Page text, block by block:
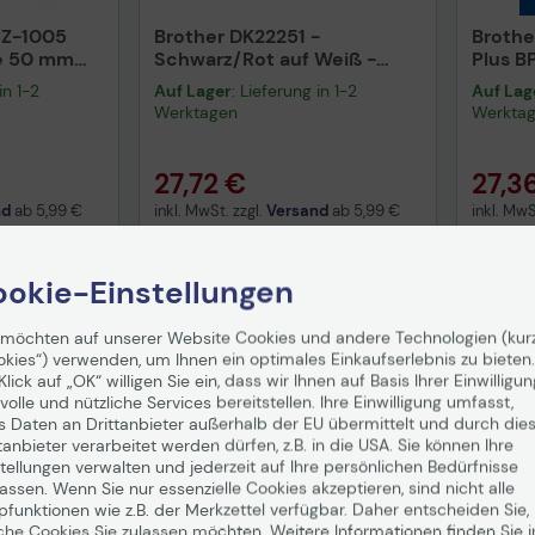
1005
50 mm
1-2
ab 5,99 €
Brother DK22251 -
Schwarz/Rot auf Weiß -
Rolle
Auf Lager: Lieferung in 1-2
Werktagen
27,72 €
inkl. MwSt. zzgl. Versand ab 5,99 €
Plus
mm) -
für
Auf
inkl.
Einstellungen
auf unserer Website Cookies und andere Technologien
verwenden, um Ihnen ein optimales Einkaufserlebnis zu bieten.
auf „OK“ willigen Sie ein, dass wir Ihnen auf Basis Ihrer
und nützliche Services bereitstellen. Ihre Einwilligung umfasst,
Daten an Drittanbieter außerhalb der EU übermittelt und durch
verarbeitet werden dürfen, z.B. in die USA. Sie können Ihre
verwalten und jederzeit auf Ihre persönlichen Bedürfnisse
Wenn Sie nur essenzielle Cookies akzeptieren, sind nicht alle
wie z.B. der Merkzettel verfügbar. Daher entscheiden Sie,